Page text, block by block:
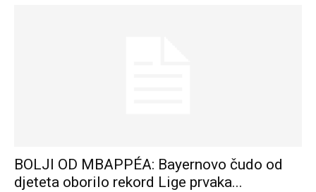
BOLJI OD MBAPPÉA: Bayernovo čudo od
djeteta oborilo rekord Lige prvaka...